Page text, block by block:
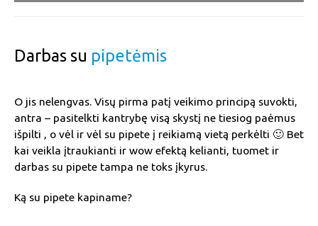
Darbas su pipetėmis
O jis nelengvas. Visų pirma patį veikimo principą suvokti,
antra – pasitelkti kantrybę visą skystį ne tiesiog paėmus
išpilti , o vėl ir vėl su pipete į reikiamą vietą perkėlti 🙂 Bet
kai veikla įtraukianti ir wow efektą kelianti, tuomet ir
darbas su pipete tampa ne toks įkyrus.
Ką su pipete kapiname?